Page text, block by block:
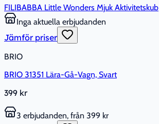
FILIBABBA Little Wonders Mjuk Aktivitetskub
Inga aktuella erbjudanden
Jämför priser
BRIO
BRIO 31351 Lära-Gå-Vagn, Svart
399 kr
3 erbjudanden, från 399 kr